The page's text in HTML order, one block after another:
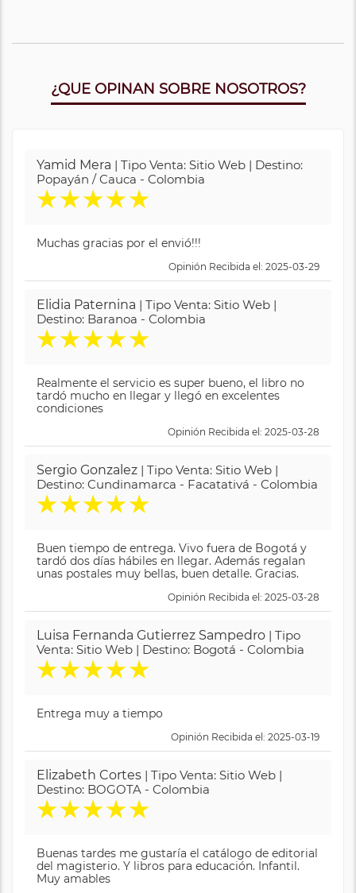
¿QUE OPINAN SOBRE NOSOTROS?
Yamid Mera | Tipo Venta: Sitio Web | Destino:
Popayán / Cauca - Colombia
★★★★★
Muchas gracias por el envió!!!
Opinión Recibida el: 2025-03-29
Elidia Paternina | Tipo Venta: Sitio Web |
Destino: Baranoa - Colombia
★★★★★
Realmente el servicio es super bueno, el libro no
tardó mucho en llegar y llegó en excelentes
condiciones
Opinión Recibida el: 2025-03-28
Sergio Gonzalez | Tipo Venta: Sitio Web |
Destino: Cundinamarca - Facatativá - Colombia
★★★★★
Buen tiempo de entrega. Vivo fuera de Bogotá y
tardó dos días hábiles en llegar. Además regalan
unas postales muy bellas, buen detalle. Gracias.
Opinión Recibida el: 2025-03-28
Luisa Fernanda Gutierrez Sampedro | Tipo
Venta: Sitio Web | Destino: Bogotá - Colombia
★★★★★
Entrega muy a tiempo
Opinión Recibida el: 2025-03-19
Elizabeth Cortes | Tipo Venta: Sitio Web |
Destino: BOGOTA - Colombia
★★★★★
Buenas tardes me gustaría el catálogo de editorial
del magisterio. Y libros para educación. Infantil.
Muy amables